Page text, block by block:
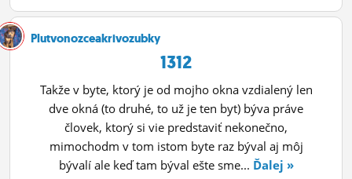
Plutvonozceakrivozubky
1312
Takže v byte, ktorý je od mojho okna vzdialený len
dve okná (to druhé, to už je ten byt) býva práve
človek, ktorý si vie predstaviť nekonečno,
mimochodm v tom istom byte raz býval aj môj
bývalí ale keď tam býval ešte sme... Ďalej »